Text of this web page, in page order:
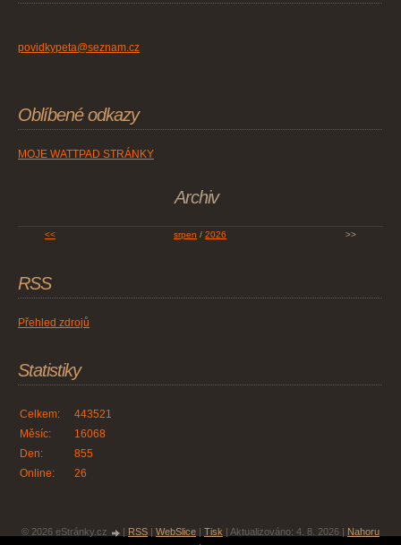
povidkypeta@seznam.cz
Oblíbené odkazy
MOJE WATTPAD STRÁNKY
Archiv
<< srpen / 2026 >>
RSS
Přehled zdrojů
Statistiky
Online: 26
Celkem:
443521
Měsíc:
16068
Den:
855
© 2026 eStránky.cz RSS WebSlice Tisk Aktualizováno: 4. 8. 2026
Nahoru